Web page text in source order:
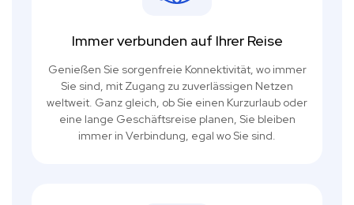
Immer verbunden auf Ihrer Reise
Genießen Sie sorgenfreie Konnektivität, wo immer
Sie sind, mit Zugang zu zuverlässigen Netzen
weltweit. Ganz gleich, ob Sie einen Kurzurlaub oder
eine lange Geschäftsreise planen, Sie bleiben
immer in Verbindung, egal wo Sie sind.